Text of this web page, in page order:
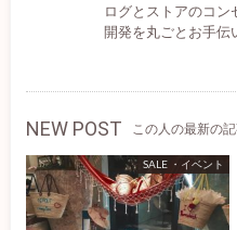
ログとストアのコン
開発を丸ごとお手伝
NEW POST この人の最新の
SALE ・イベント